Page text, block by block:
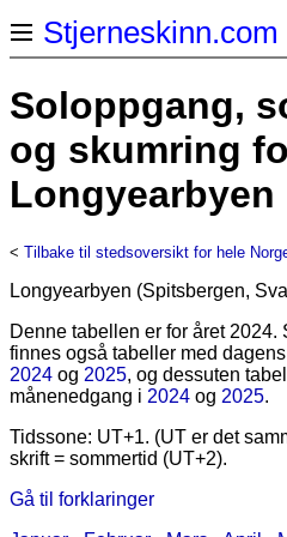
Stjerneskinn.com
Soloppgang,
og skumring
Longyearbyen
< Tilbake til stedsoversikt for hele
Longyearbyen (Spitsbergen,
Denne tabellen er for året 2024.
finnes også tabeller med
2024 og 2025, og dessuten
månenedgang i 2024 og 2025.
Tidssone: UT+1. (UT er det
skrift = sommertid (UT+2).
Gå til forklaringer